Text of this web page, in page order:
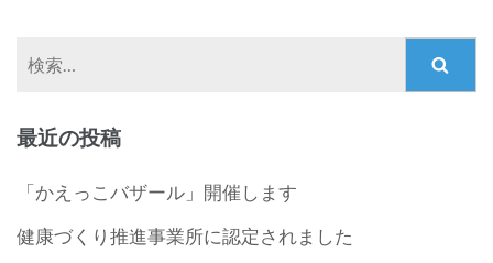
最近の投稿
「かえっこバザール」開催します
健康づくり推進事業所に認定されました